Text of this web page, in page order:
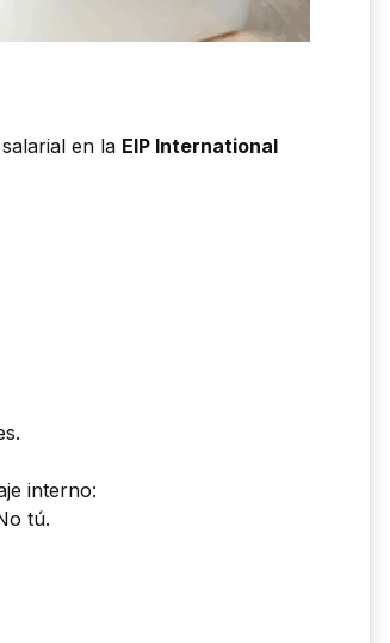
en la EIP International
interno:
tú.